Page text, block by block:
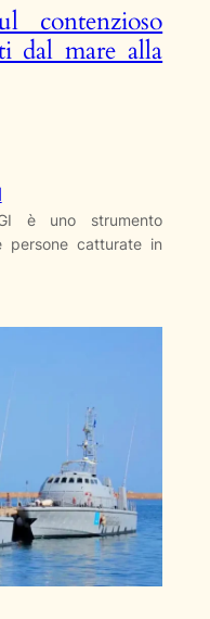
contenzioso
dal mare alla
è uno strumento
persone catturate in